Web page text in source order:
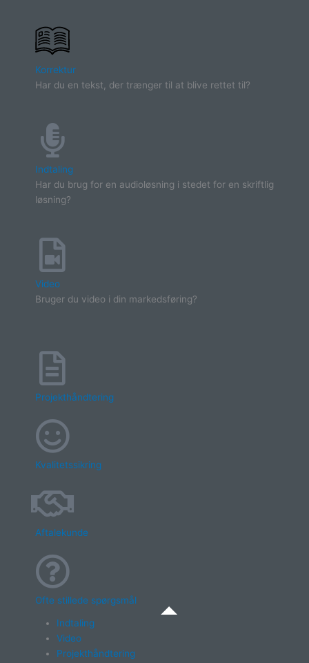
Korrektur
Har du en tekst, der trænger til at blive rettet til?
Indtaling
Har du brug for en audioløsning i stedet for en skriftlig
løsning?
Video
Bruger du video i din markedsføring?
Projekthåndtering
Kvalitetssikring
Aftalekunde
Ofte stillede spørgsmål
Indtaling
Video
Projekthåndtering